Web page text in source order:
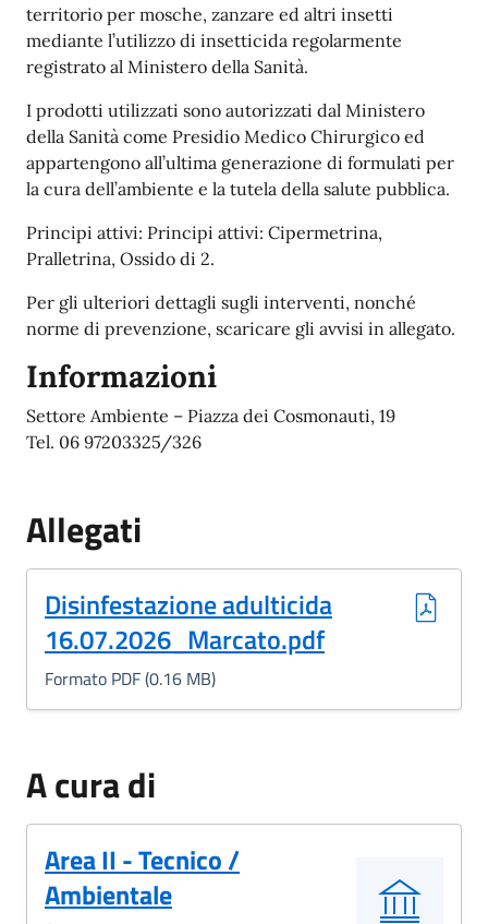
territorio per mosche, zanzare ed altri insetti
mediante l’utilizzo di insetticida regolarmente
registrato al Ministero della Sanità.
I prodotti utilizzati sono autorizzati dal Ministero
della Sanità come Presidio Medico Chirurgico ed
appartengono all’ultima generazione di formulati per
la cura dell’ambiente e la tutela della salute pubblica.
Principi attivi: Principi attivi: Cipermetrina,
Pralletrina, Ossido di 2.
Per gli ulteriori dettagli sugli interventi, nonché
norme di prevenzione, scaricare gli avvisi in allegato.
Informazioni
Settore Ambiente – Piazza dei Cosmonauti, 19
Tel. 06 97203325/326
Allegati
Disinfestazione adulticida
16.07.2026_Marcato.pdf
(Formato PDF, 0.16 MB)
Formato PDF (0.16 MB)
A cura di
Area II - Tecnico /
Ambientale